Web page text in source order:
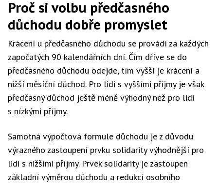
Proč si volbu předčasného
důchodu dobře promyslet
Krácení u předčasného důchodu se provádí za každých
započatých 90 kalendářních dní. Čím dříve se do
předčasného důchodu odejde, tím vyšší je krácení a
nižší měsíční důchod. Pro lidi s vyššími příjmy je však
předčasný důchod ještě méně výhodný než pro lidi
s nízkými příjmy.
Samotná výpočtová formule důchodu je z důvodu
výrazného zastoupení prvku solidarity výhodnější pro
lidi s nižšími příjmy. Prvek solidarity je zastoupen
základní výměrou důchodu a redukcí osobního